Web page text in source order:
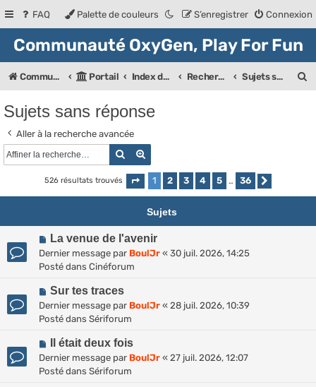
FAQ Connexion
S’enregistrer
Palette de couleurs
Communauté OxyGen, Play For Fun
Communauté OXyGeN Portail Index des forums Rechercher Sujets sans réponse
c
Sujets sans réponse
Aller à la recherche avancée
Rechercher
526 résultats trouvés Page 1sur 36
1 2 3 4 5 … 36
Sujets
N
o
u
e
a
u
s
s
La venue de l'avenir
Dernier message par BoulJr « 30 juil. 2026, 14:25
Posté dans Cinéforum
N
o
u
a
u
Sur tes traces
Dernier message par BoulJr « 28 juil. 2026, 10:39
Posté dans Sériforum
N
o
u
Il était deux fois
Dernier message par BoulJr « 27 juil. 2026, 12:07
Posté dans Sériforum